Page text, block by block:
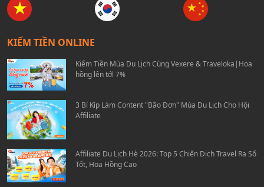
KIẾM TIỀN ONLINE
Kiếm Tiền Mùa Du Lịch Cùng Vexere & Traveloka|Hoa
hồng lên tới 7%
3 Bí Kíp Làm Content "Bão Đơn" Mùa Du Lịch Cho Hội
Affiliate
Affiliate Du Lịch Hè 2026: Top 5 Chiến Dịch Travel Ra Số
Tốt, Hoa Hồng Cao